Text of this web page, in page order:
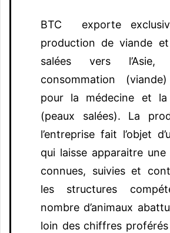
BTC exporte
production de viande
salées vers
consommation
pour la médecine et la
(peaux salées). La
l’entreprise fait l’objet
qui laisse apparaitre
connues, suivies et
les structures
nombre d’animaux
loin des chiffres